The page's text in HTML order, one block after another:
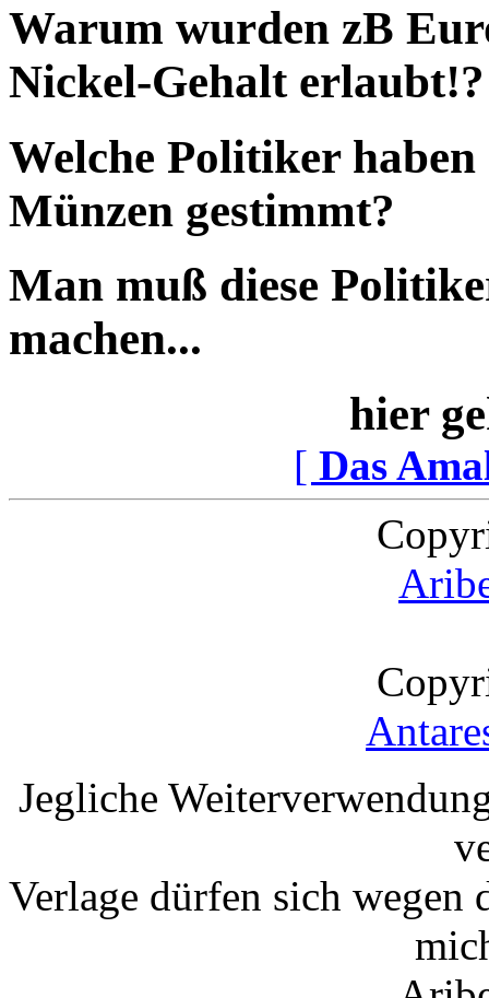
Warum wurden zB
Nickel-Gehalt erlaubt!?
Welche Politiker
Münzen gestimmt?
Man muß diese
machen...
hier
[ Das
Jegliche
Verlage dürfen sich wegen